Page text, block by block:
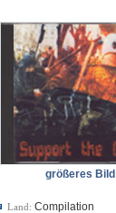
größeres Bild
Land: Compilation